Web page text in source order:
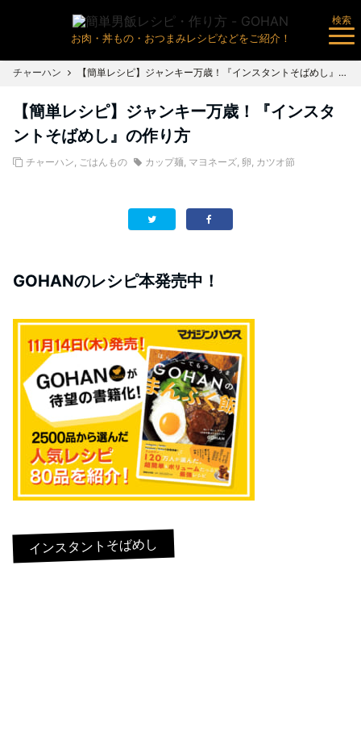
お肉・丼もの・おつまみレシピなどをご紹介！
検索
チャーハン 【簡単レシピ】ジャンキー万歳！『インスタントそばめし』の作り方
【簡単レシピ】ジャンキー万歳！『インスタ
ントそばめし』の作り方
チャーハン, ごはんもの カップ麺, マヨネーズ, 卵, カツオ節
GOHANのレシピ本発売中！
インスタントそばめし